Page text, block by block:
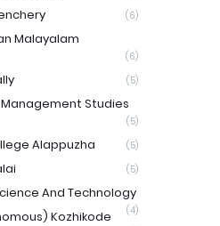
(6)
Malayalam
(6)
(5)
Studies
(5)
Alappuzha (5)
(5)
And Technology
(4)
Kozhikode